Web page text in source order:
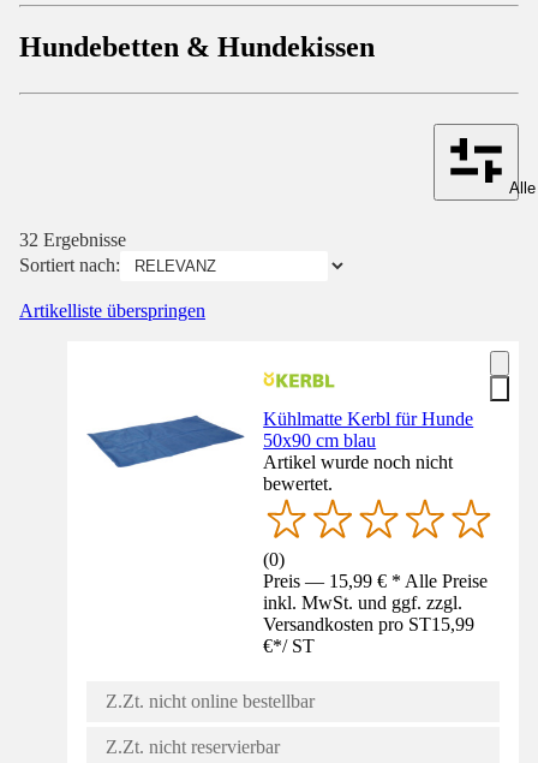
Hundebetten & Hundekissen
32 Ergebnisse
Sortiert nach:
Artikelliste überspringen
Kühlmatte Kerbl für Hunde
50x90 cm blau
Artikel wurde noch nicht
bewertet.
(0)
Preis — 15,99 € * Alle Preise
inkl. MwSt. und ggf. zzgl.
Versandkosten pro ST15,99
€*/ ST
Z.Zt. nicht online bestellbar
Z.Zt. nicht reservierbar